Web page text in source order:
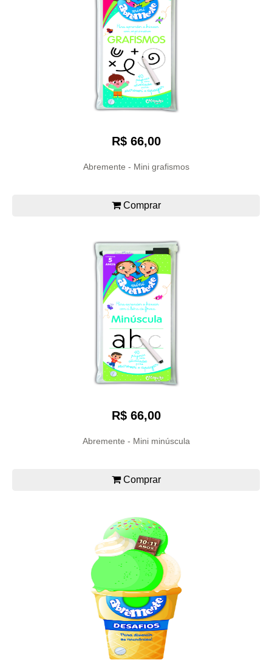
R$ 66,00
Abremente - Mini grafismos
Comprar
R$ 66,00
Abremente - Mini minúscula
Comprar